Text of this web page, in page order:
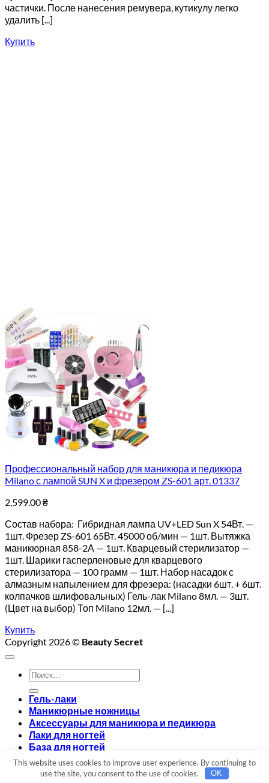
частички. После нанесения ремувера, кутикулу легко
удалить [...]
Купить
Профессиональный набор для маникюра и педикюра
Milano с лампой SUN X и фрезером ZS-601 арт. 01337
2,599.00₴
Состав набора: Гибридная лампа UV+LED Sun X 54Вт. —
1шт. Фрезер ZS-601 65Вт. 45000 об/мин — 1шт. Вытяжка
маникюрная 858-2А — 1шт. Кварцевый стерилизатор —
1шт. Шарики гасперленовые для кварцевого
стерилизатора — 100 грамм — 1шт. Набор насадок с
алмазным напылением для фрезера: (насадки 6шт. + 6шт.
колпачков шлифовальных) Гель-лак Milano 8мл. — 3шт.
(Цвет на выбор) Топ Milano 12мл. — [...]
Купить
Copyright 2026 © Beauty Secret
Искать:
Гель-лаки
Маникюрные ножницы
Аксессуары для маникюра и педикюра
Лаки для ногтей
База для ногтей
Топ для ногтей
Вход
This website uses cookies to improve user experience. By continuing to
use the site, you consent to the use of cookies.
OK